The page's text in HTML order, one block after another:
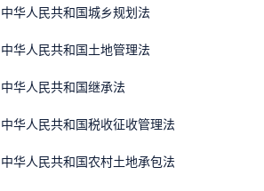
· 中华人民共和国城乡规划法
· 中华人民共和国土地管理法
· 中华人民共和国继承法
· 中华人民共和国税收征收管理法
· 中华人民共和国农村土地承包法